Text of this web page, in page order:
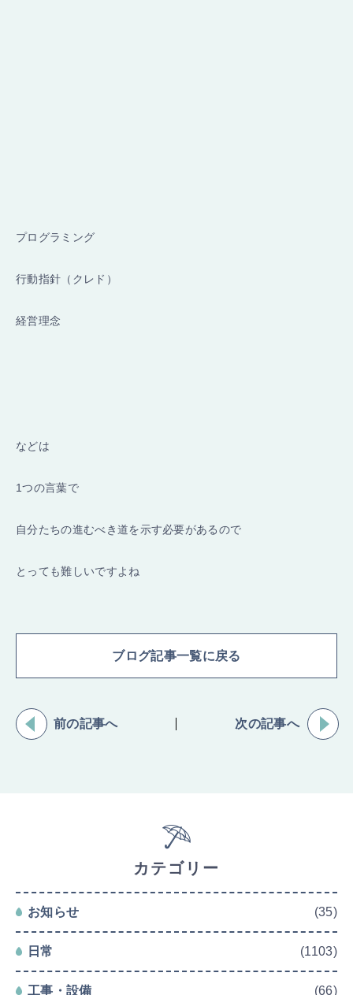
プログラミング
行動指針（クレド）
経営理念
などは
1つの言葉で
自分たちの進むべき道を示す必要があるので
とっても難しいですよね
ブログ記事一覧に戻る
前の記事へ 次の記事へ
カテゴリー
お知らせ (35)
日常 (1103)
工事・設備 (66)